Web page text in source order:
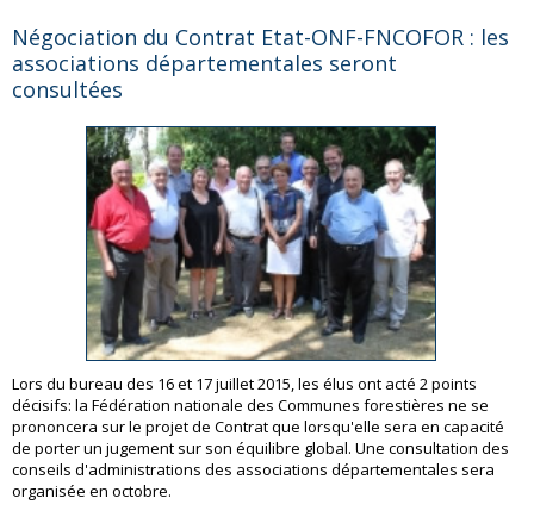
Négociation du Contrat Etat-ONF-FNCOFOR : les
associations départementales seront
consultées
Lors du bureau des 16 et 17 juillet 2015, les élus ont acté 2 points
décisifs: la Fédération nationale des Communes forestières ne se
prononcera sur le projet de Contrat que lorsqu'elle sera en capacité
de porter un jugement sur son équilibre global. Une consultation des
conseils d'administrations des associations départementales sera
organisée en octobre.